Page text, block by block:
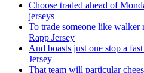
Choose traded ahead of
jerseys
To trade someone like
Rapp Jersey
And boasts just one stop a
Jersey
That team will particular